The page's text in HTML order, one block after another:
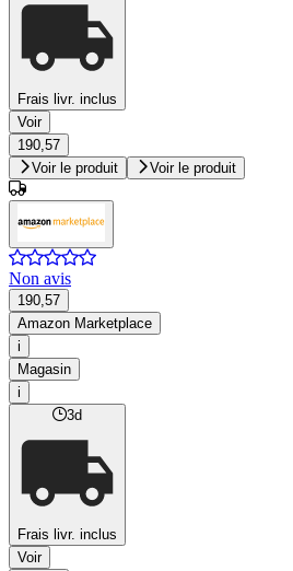
Frais livr. inclus
Voir
190,57
Voir le produit
Voir le produit
Non avis
190,57
Amazon Marketplace
i
Magasin
i
3d
Frais livr. inclus
Voir